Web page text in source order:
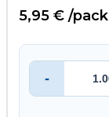
5,95 € /pack
-